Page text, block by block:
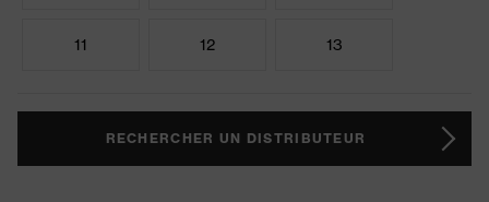
11 12 13
RECHERCHER UN DISTRIBUTEUR